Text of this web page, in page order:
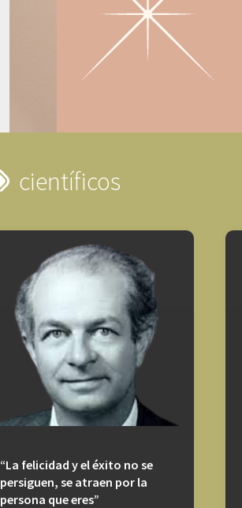
científicos
“La felicidad y el éxito no se
persiguen, se atraen por la
persona que eres”